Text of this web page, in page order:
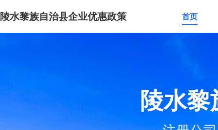
陵水黎族自治县企业优惠政策 首页
陵水